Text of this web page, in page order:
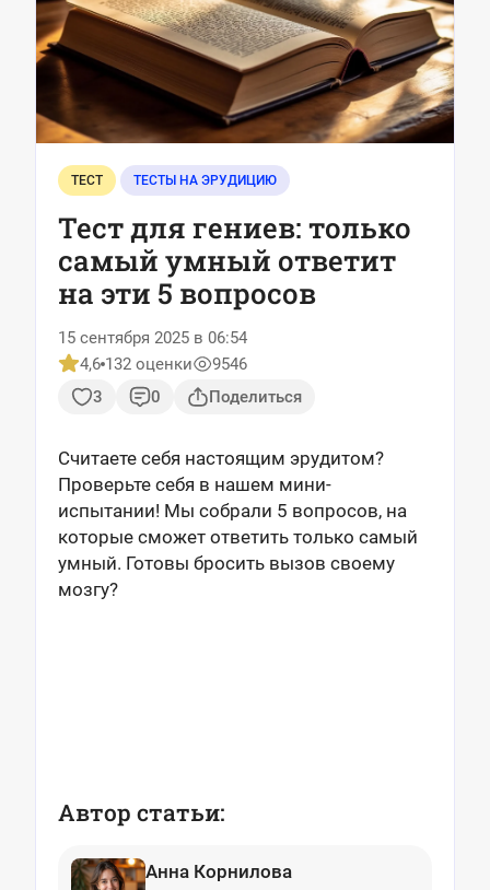
ТЕСТ ТЕСТЫ НА ЭРУДИЦИЮ
Тест для гениев: только
самый умный ответит
на эти 5 вопросов
15 сентября 2025 в 06:54
4,6 132 оценки
9546
3
0 Поделиться
Считаете себя настоящим эрудитом?
Проверьте себя в нашем мини-
испытании! Мы собрали 5 вопросов, на
которые сможет ответить только самый
умный. Готовы бросить вызов своему
мозгу?
Автор статьи:
Анна Корнилова